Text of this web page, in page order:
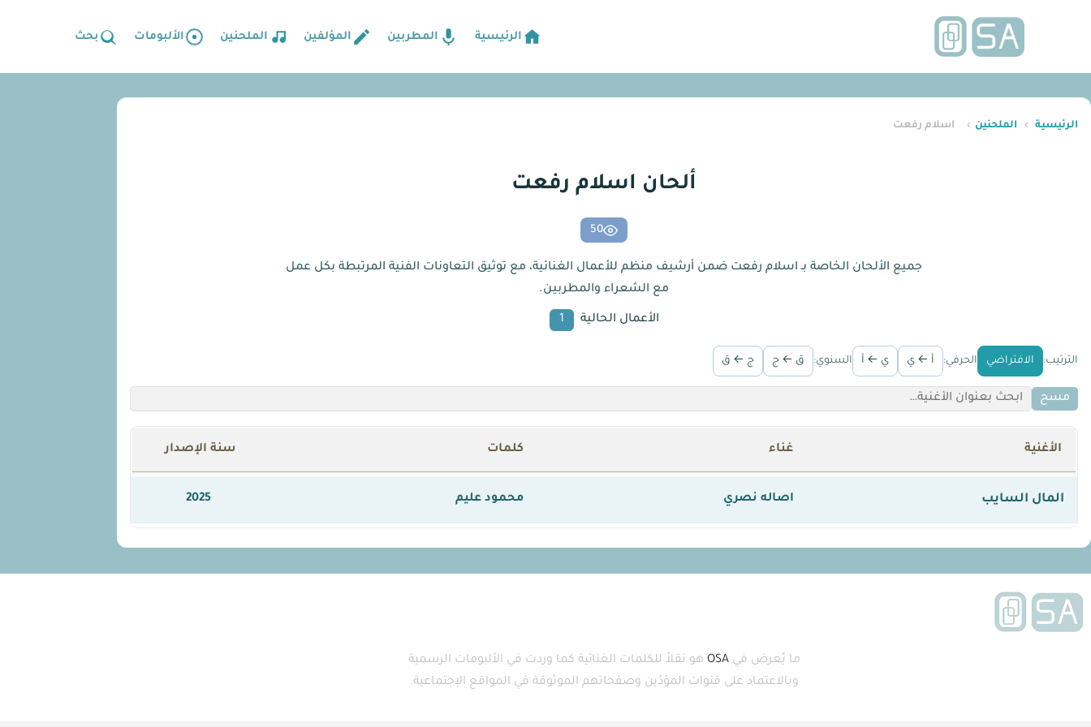
الرئيسية المطربين المؤلفين الملحنين الألبومات بحث
الرئيسية › الملحنين › اسلام رفعت
ألحان اسلام رفعت
50
جميع الألحان الخاصة بـ اسلام رفعت ضمن أرشيف منظم للأعمال الغنائية، مع توثيق التعاونات الفنية المرتبطة بكل عمل
مع الشعراء والمطربين.
الأعمال الحالية 1
الترتيب: الافتراضي الحرفي: أ ← ي ي ← أ السنوي: ق ← ج ج ← ق
مسح
الأغنية غناء كلمات سنة الإصدار
المال السايب اصاله نصري محمود عليم 2025
ما يُعرض فيOSA هو نقلاً للكلمات الغنائية كما وردت في الألبومات الرسمية
وبالاعتماد على قنوات المؤدّين وصفحاتهم الموثوقة في المواقع الإجتماعية.